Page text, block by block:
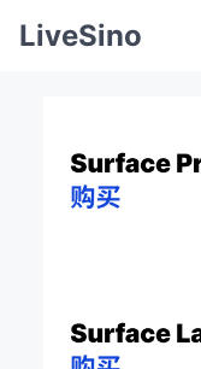
LiveSino